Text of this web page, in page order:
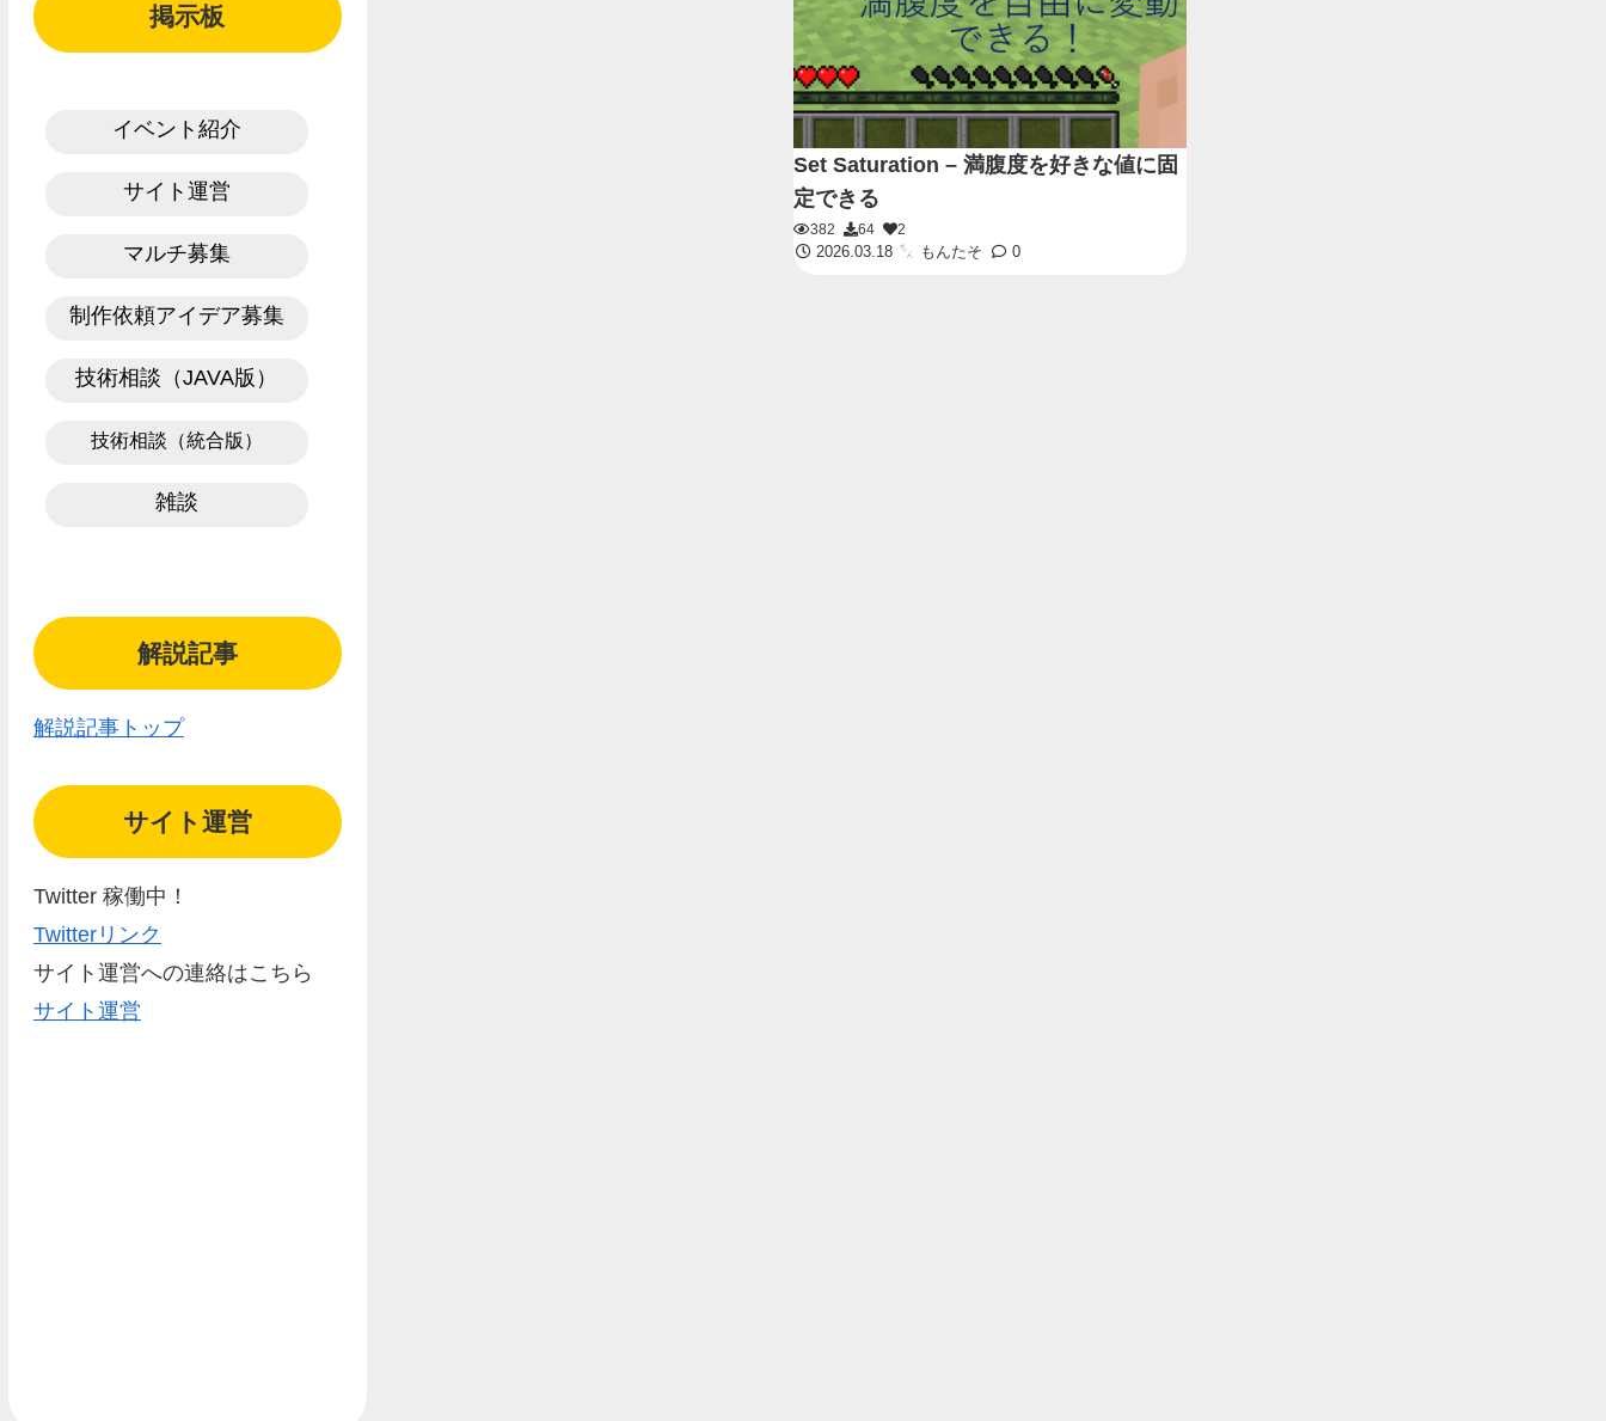
Set Saturation – 満腹度を好きな値に固
定できる
382 64
2
2026.03.18
もんたそ 0
掲示板
イベント紹介
サイト運営
マルチ募集
制作依頼アイデア募集
技術相談（JAVA版）
技術相談（統合版）
雑談
解説記事
解説記事トップ
サイト運営
Twitter 稼働中！
Twitterリンク
サイト運営への連絡はこちら
サイト運営